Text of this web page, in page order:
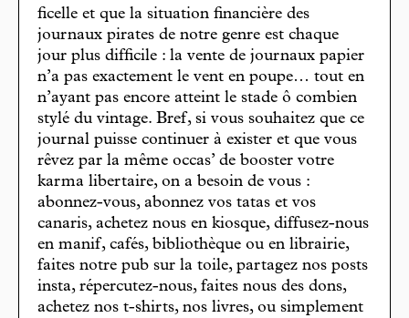
ficelle et que la situation financière des
journaux pirates de notre genre est chaque
jour plus difficile : la vente de journaux papier
n’a pas exactement le vent en poupe… tout en
n’ayant pas encore atteint le stade ô combien
stylé du vintage. Bref, si vous souhaitez que ce
journal puisse continuer à exister et que vous
rêvez par la même occas’ de booster votre
karma libertaire, on a besoin de vous :
abonnez-vous, abonnez vos tatas et vos
canaris, achetez nous en kiosque, diffusez-nous
en manif, cafés, bibliothèque ou en librairie,
faites notre pub sur la toile, partagez nos posts
insta, répercutez-nous, faites nous des dons,
achetez nos t-shirts, nos livres, ou simplement